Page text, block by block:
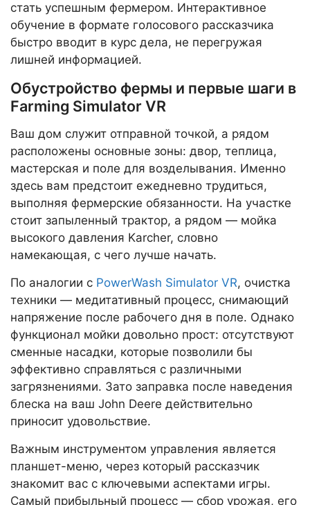
стать успешным фермером. Интерактивное
обучение в формате голосового рассказчика
быстро вводит в курс дела, не перегружая
лишней информацией.
Обустройство фермы и первые шаги в
Farming Simulator VR
Ваш дом служит отправной точкой, а рядом
расположены основные зоны: двор, теплица,
мастерская и поле для возделывания. Именно
здесь вам предстоит ежедневно трудиться,
выполняя фермерские обязанности. На участке
стоит запыленный трактор, а рядом — мойка
высокого давления Karcher, словно
намекающая, с чего лучше начать.
По аналогии с PowerWash Simulator VR, очистка
техники — медитативный процесс, снимающий
напряжение после рабочего дня в поле. Однако
функционал мойки довольно прост: отсутствуют
сменные насадки, которые позволили бы
эффективно справляться с различными
загрязнениями. Зато заправка после наведения
блеска на ваш John Deere действительно
приносит удовольствие.
Важным инструментом управления является
планшет-меню, через который рассказчик
знакомит вас с ключевыми аспектами игры.
Самый прибыльный процесс — сбор урожая, его